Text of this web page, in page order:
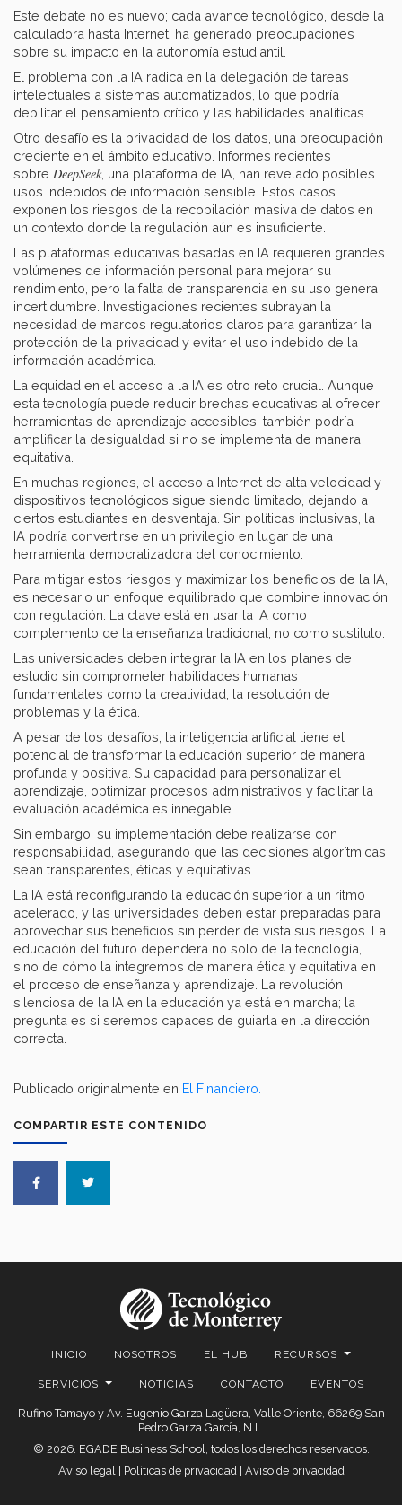
COMPARTIR ESTE CONTENIDO
Este debate no es nuevo; cada avance tecnológico, desde la
calculadora hasta Internet, ha generado preocupaciones
sobre su impacto en la autonomía estudiantil.
El problema con la IA radica en la delegación de tareas
intelectuales a sistemas automatizados, lo que podría
debilitar el pensamiento crítico y las habilidades analíticas.
Otro desafío es la privacidad de los datos, una preocupación
creciente en el ámbito educativo. Informes recientes
sobre DeepSeek, una plataforma de IA, han revelado posibles
usos indebidos de información sensible. Estos casos
exponen los riesgos de la recopilación masiva de datos en
un contexto donde la regulación aún es insuficiente.
Las plataformas educativas basadas en IA requieren grandes
volúmenes de información personal para mejorar su
rendimiento, pero la falta de transparencia en su uso genera
incertidumbre. Investigaciones recientes subrayan la
necesidad de marcos regulatorios claros para garantizar la
protección de la privacidad y evitar el uso indebido de la
información académica.
La equidad en el acceso a la IA es otro reto crucial. Aunque
esta tecnología puede reducir brechas educativas al ofrecer
herramientas de aprendizaje accesibles, también podría
amplificar la desigualdad si no se implementa de manera
equitativa.
En muchas regiones, el acceso a Internet de alta velocidad y
dispositivos tecnológicos sigue siendo limitado, dejando a
ciertos estudiantes en desventaja. Sin políticas inclusivas, la
IA podría convertirse en un privilegio en lugar de una
herramienta democratizadora del conocimiento.
Para mitigar estos riesgos y maximizar los beneficios de la IA,
es necesario un enfoque equilibrado que combine innovación
con regulación. La clave está en usar la IA como
complemento de la enseñanza tradicional, no como sustituto.
Las universidades deben integrar la IA en los planes de
estudio sin comprometer habilidades humanas
fundamentales como la creatividad, la resolución de
problemas y la ética.
A pesar de los desafíos, la inteligencia artificial tiene el
potencial de transformar la educación superior de manera
profunda y positiva. Su capacidad para personalizar el
aprendizaje, optimizar procesos administrativos y facilitar la
evaluación académica es innegable.
Sin embargo, su implementación debe realizarse con
responsabilidad, asegurando que las decisiones algorítmicas
sean transparentes, éticas y equitativas.
La IA está reconfigurando la educación superior a un ritmo
acelerado, y las universidades deben estar preparadas para
aprovechar sus beneficios sin perder de vista sus riesgos. La
educación del futuro dependerá no solo de la tecnología,
sino de cómo la integremos de manera ética y equitativa en
el proceso de enseñanza y aprendizaje. La revolución
silenciosa de la IA en la educación ya está en marcha; la
pregunta es si seremos capaces de guiarla en la dirección
correcta.
Publicado originalmente en El Financiero.
INICIO NOSOTROS EL HUB RECURSOS
SERVICIOS NOTICIAS CONTACTO EVENTOS
Rufino Tamayo y Av. Eugenio Garza Lagüera, Valle Oriente, 66269 San
Pedro Garza García, N.L.
© 2026. EGADE Business School, todos los derechos reservados.
Aviso legal
Políticas de privacidad Aviso de privacidad